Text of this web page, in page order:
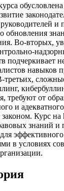
и
обновления
Во-вторых,
подчеркивает
навыков
требуют от
и
законом. Курс
знаний и
в условиях